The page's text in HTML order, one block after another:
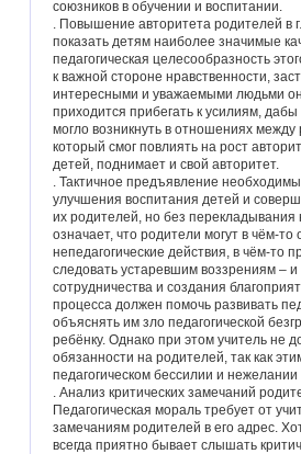
союзников в обучении и воспитании.
. Повышение авторитета родителей в
показать детям наиболее значимые
педагогическая целесообразность
к важной стороне нравственности,
интересными и уважаемыми людьми
приходится прибегать к усилиям,
могло возникнуть в отношениях
который смог повлиять на рост
детей, поднимает и свой авторитет.
. Тактичное предъявление
улучшения воспитания детей и
их родителей, но без перекладывания
означает, что родители могут в чём-
непедагогические действия, в чём-то
следовать устаревшим воззрениям –
сотрудничества и создания
процесса должен помочь развивать
объяснять им зло педагогической
ребёнку. Однако при этом учитель не
обязанности на родителей, так как
педагогическом бессилии и
. Анализ критических замечаний
Педагогическая мораль требует от
замечаниям родителей в его адрес.
всегда приятно бывает слышать